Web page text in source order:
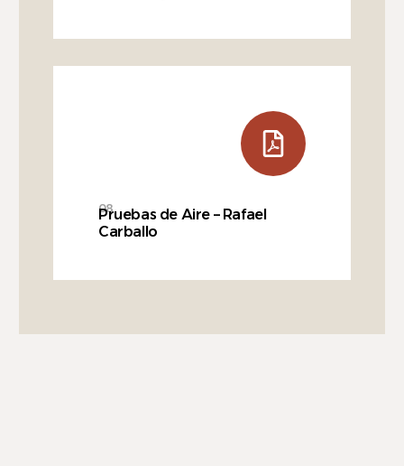
08
Pruebas de Aire – Rafael
Carballo